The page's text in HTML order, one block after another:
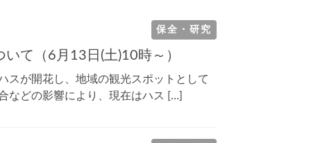
保全・研究
て（6月13日(土)10時～）
が開花し、地域の観光スポットとして
などの影響により、現在はハス […]